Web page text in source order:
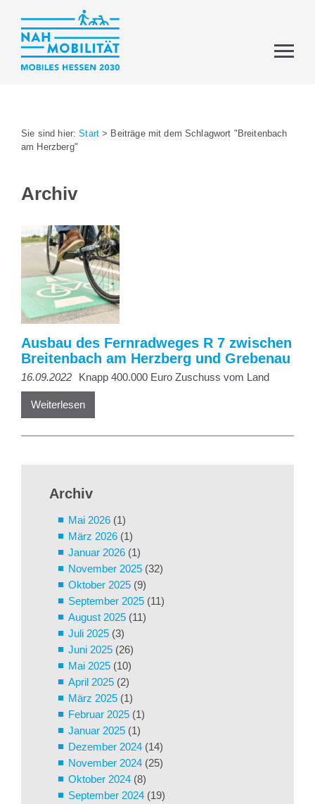
Sie sind hier:Start > Beiträge mit dem Schlagwort "Breitenbach
am Herzberg"
Archiv
Ausbau des Fernradweges R 7 zwischen
Breitenbach am Herzberg und Grebenau
16.09.2022 Knapp 400.000 Euro Zuschuss vom Land
Weiterlesen
Archiv
Mai 2026 (1)
März 2026 (1)
Januar 2026 (1)
November 2025 (32)
Oktober 2025 (9)
September 2025 (11)
August 2025 (11)
Juli 2025 (3)
Juni 2025 (26)
Mai 2025 (10)
April 2025 (2)
März 2025 (1)
Februar 2025 (1)
Januar 2025 (1)
Dezember 2024 (14)
November 2024 (25)
Oktober 2024 (8)
September 2024 (19)